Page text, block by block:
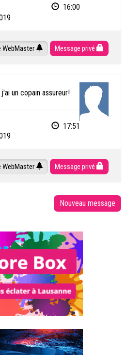
16:00
WebMaster Message privé
un copain assureur!
17:51
WebMaster Message privé